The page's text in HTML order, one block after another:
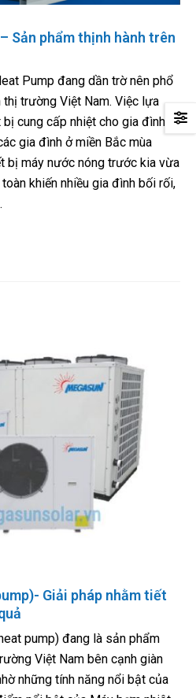
Sản phẩm thịnh hành trên
Pump đang dần trờ nên phổ
trường Việt Nam. Việc lựa
cung cấp nhiệt cho gia đình là
gia đình ở miền Bắc mùa
bị máy nước nóng trước kia vừa
khiến nhiều gia đình bối rối,
Giải pháp nhằm tiết
pump) đang là sản phẩm
Việt Nam bên cạnh giàn
những tính năng nổi bật của